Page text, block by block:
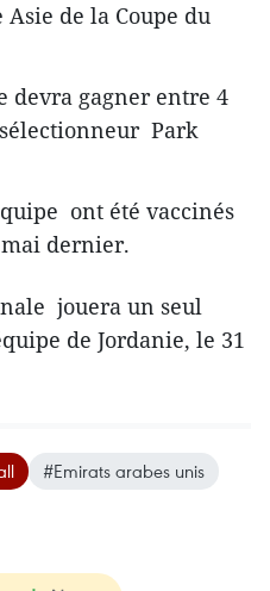
de la Coupe du
devra gagner entre 4
Park
ont été vaccinés
dernier.
jouera un seul
de Jordanie, le 31
#Emirats arabes unis